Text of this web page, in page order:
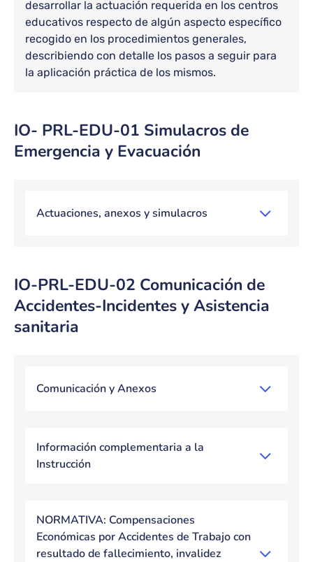
desarrollar la actuación requerida en los centros
educativos respecto de algún aspecto específico
recogido en los procedimientos generales,
describiendo con detalle los pasos a seguir para
la aplicación práctica de los mismos.
IO- PRL-EDU-01 Simulacros de
Emergencia y Evacuación
Actuaciones, anexos y simulacros
IO-PRL-EDU-02 Comunicación de
Accidentes-Incidentes y Asistencia
sanitaria
Comunicación y Anexos
Información complementaria a la
Instrucción
NORMATIVA: Compensaciones
Económicas por Accidentes de Trabajo con
resultado de fallecimiento, invalidez